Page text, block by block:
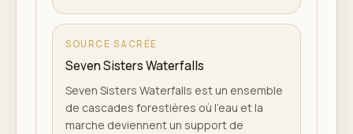
SOURCE SACRÉE
Seven Sisters Waterfalls
Seven Sisters Waterfalls est un ensemble
de cascades forestières où l'eau et la
marche deviennent un support de